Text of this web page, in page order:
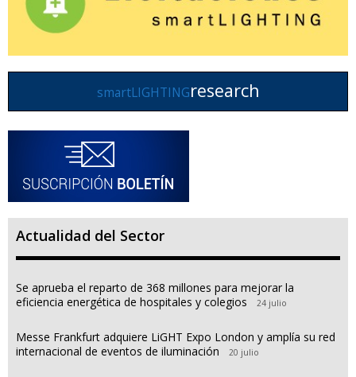
smartLIGHTINGresearch
Actualidad del Sector
Se aprueba el reparto de 368 millones para mejorar la
eficiencia energética de hospitales y colegios
24 julio
Messe Frankfurt adquiere LiGHT Expo London y amplía su red
internacional de eventos de iluminación
20 julio